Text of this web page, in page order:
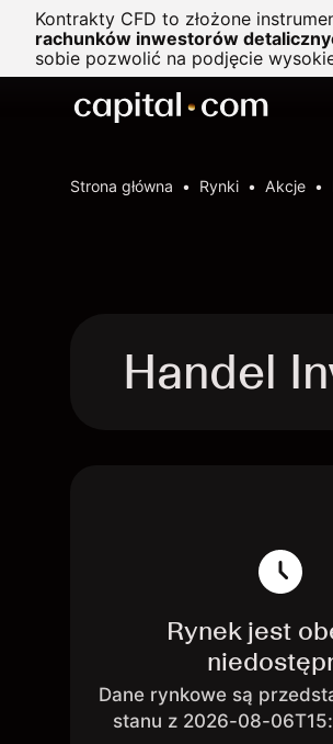
Kontrakty CFD to złożone
rachunków inwestorów
sobie pozwolić na podjęcie
Strona główna Rynki Akcje
Handel
Rynek jest
Dane rynkowe są
stanu z 2026-08-